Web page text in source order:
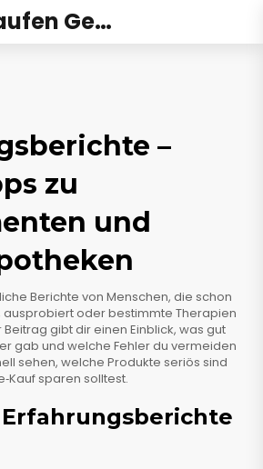
Clever Einkaufen Gesundheit
–
zu
und
Berichte von Menschen, die schon
oder bestimmte Therapien
gibt dir einen Einblick, was gut
gab und welche Fehler du vermeiden
sehen, welche Produkte seriös sind
sparen solltest.